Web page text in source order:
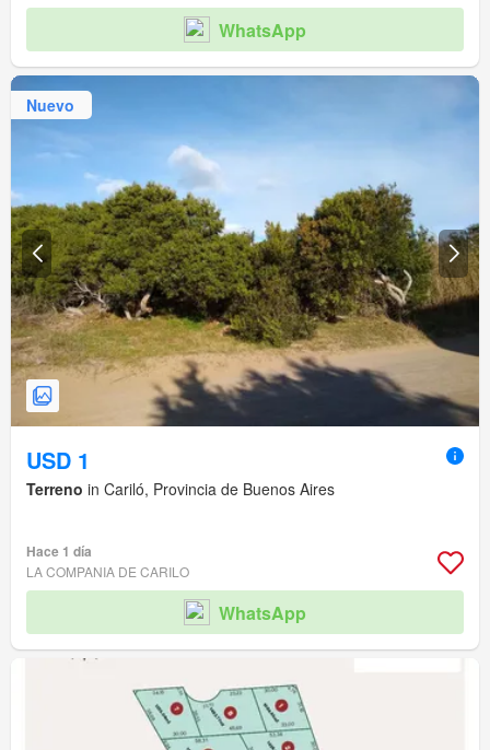
WhatsApp
Nuevo
USD 1
Terreno in Cariló, Provincia de Buenos Aires
Hace 1 día
LA COMPANIA DE CARILO
WhatsApp